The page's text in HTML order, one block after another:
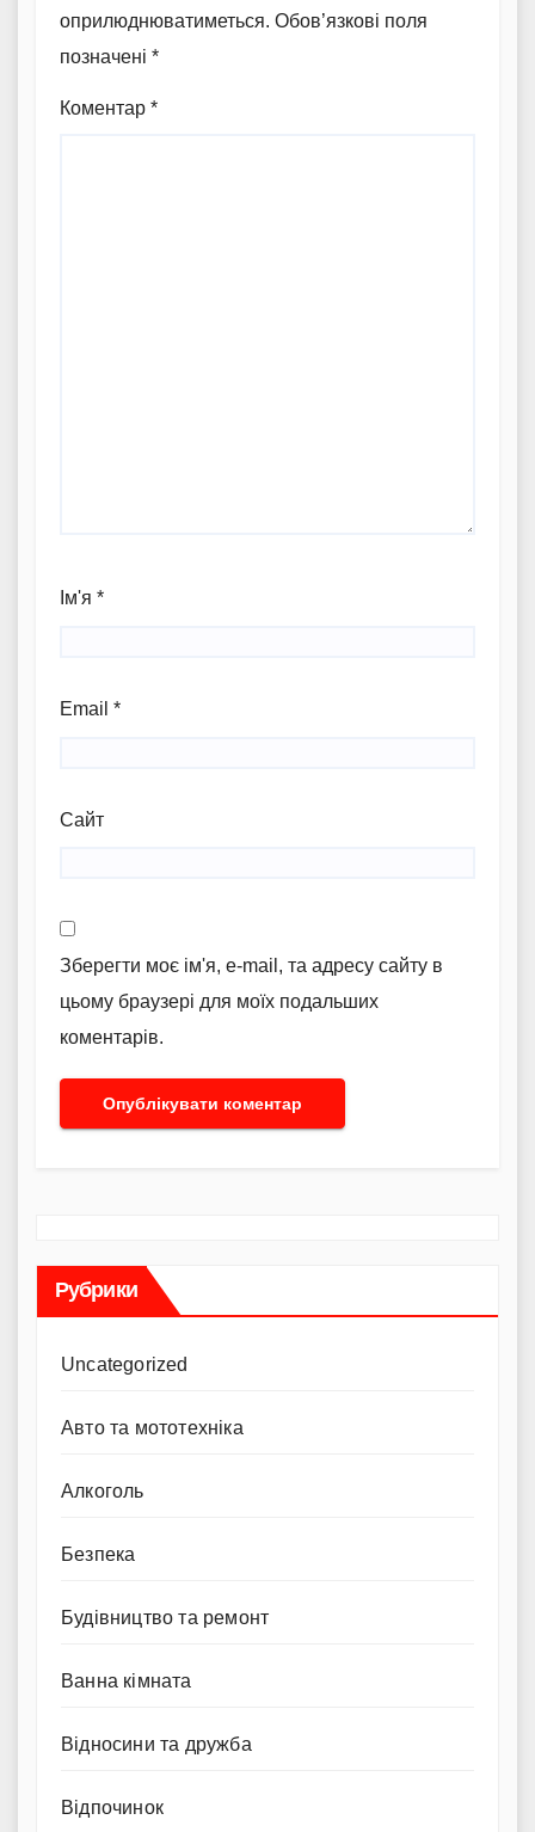
оприлюднюватиметься. Обов’язкові поля
позначені *
Коментар *
Ім'я *
Email *
Сайт
Зберегти моє ім'я, e-mail, та адресу сайту в
цьому браузері для моїх подальших
коментарів.
Рубрики
Uncategorized
Авто та мототехніка
Алкоголь
Безпека
Будівництво та ремонт
Ванна кімната
Відносини та дружба
Відпочинок